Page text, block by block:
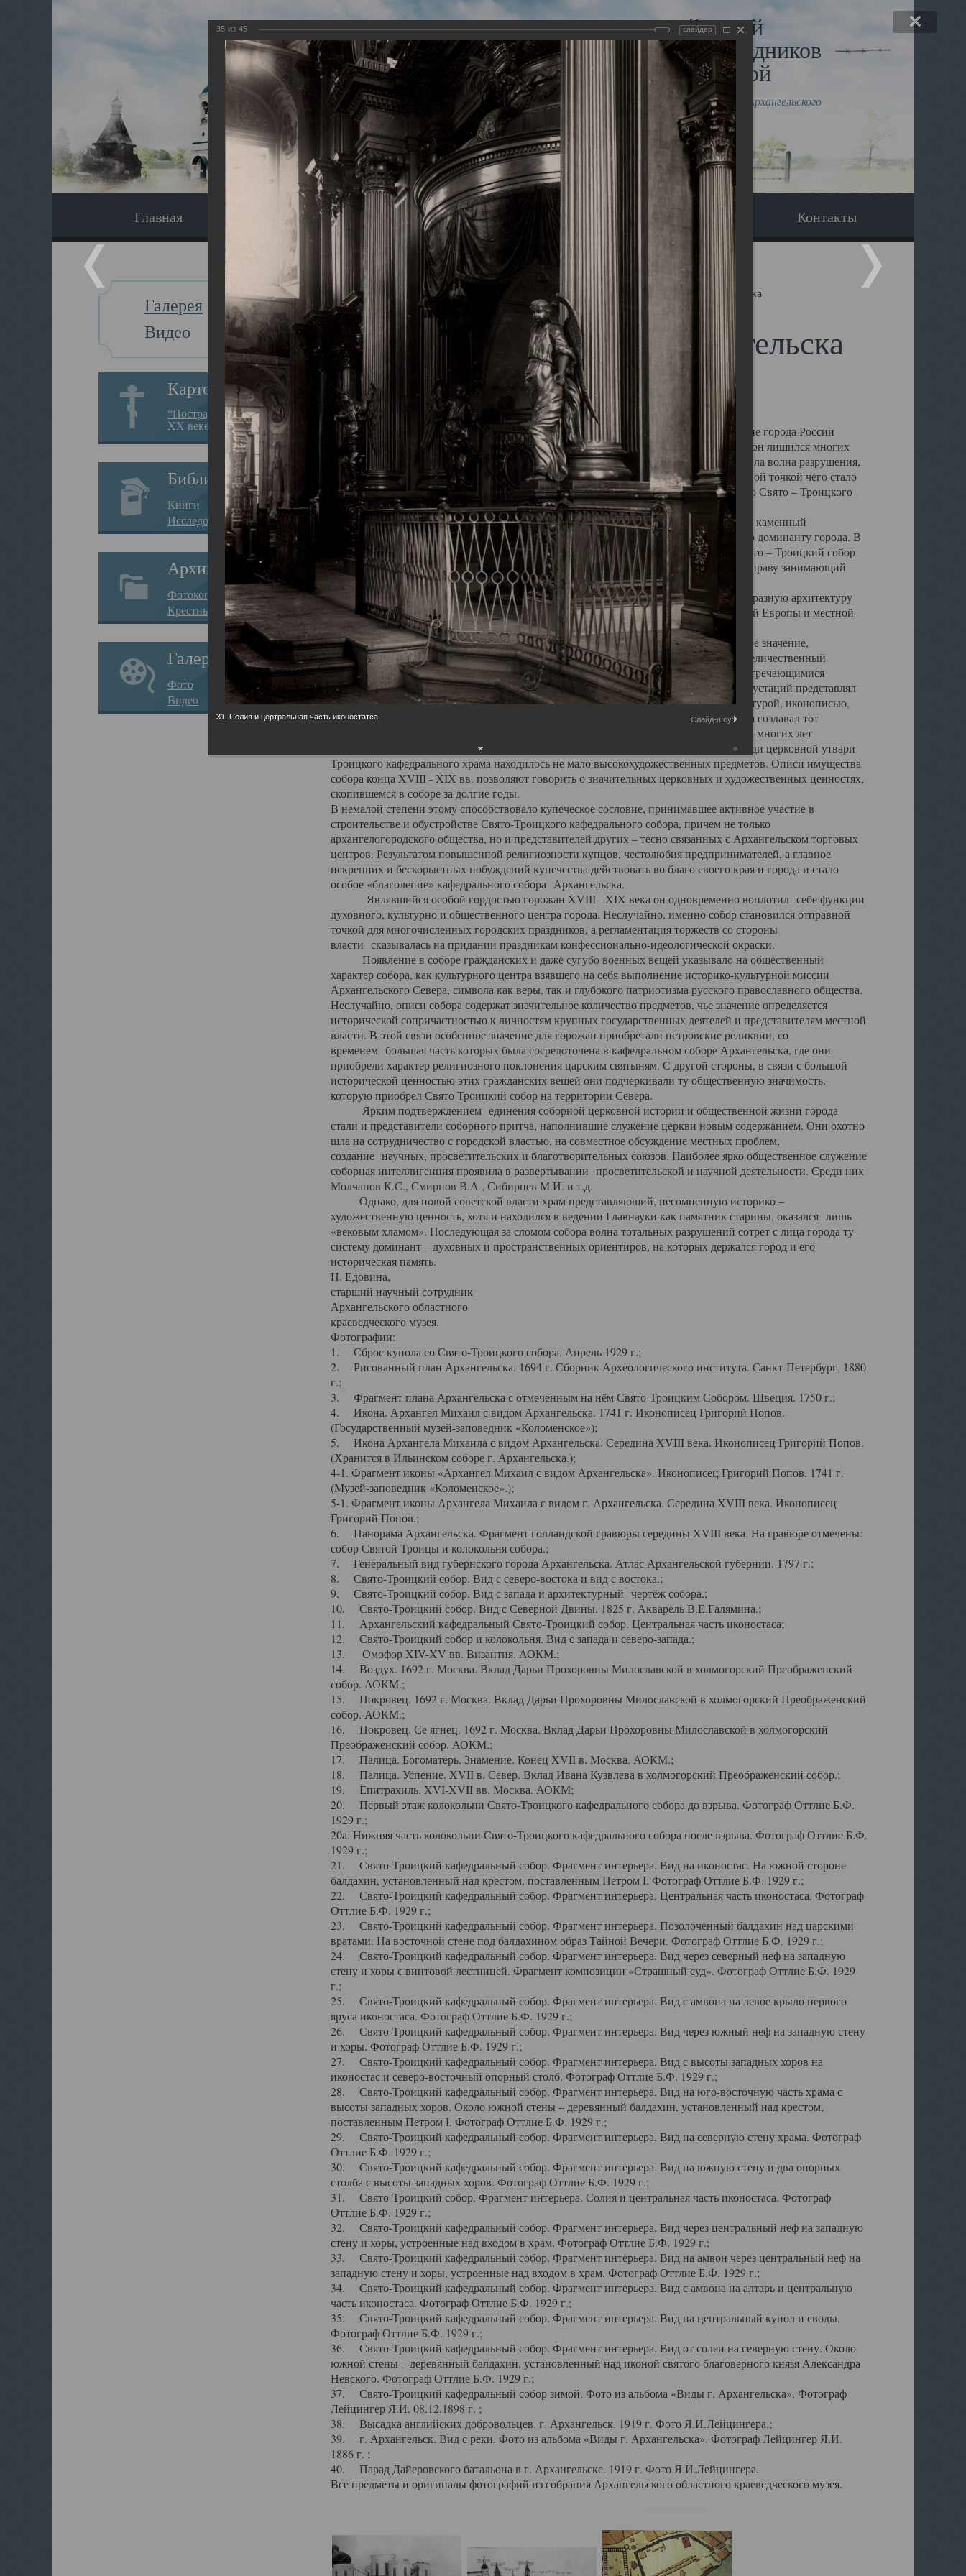
Виртуальный музей
Новомучеников и исповедников
Земли Архангельской
Сайт создан по благословлению митрополита Архангельского
и Холмогорского Даниила
Главная Экскурсия Наследники Вопрос-ответ Контакты
Галерея
Видео
Картотека
“Пострадавшие за веру в
XX веке на Севере”
Библиотека
Книги
Исследования
Архив
Фотокопии дел
Крестные ходы
Галерея
Фото
Видео
Главная Храмы-мученики Архангельска Свято-Троицкий собор Архангельска
Свято-Троицкий собор Архангельска
Свято-Троицкий собор Архангельска
23.12.2015
Сегодня мы можем говорить, что Архангельск в большей мере, чем другие губернские города России
пострадал от целенаправленных систематических разрушений, в результате которых он лишился многих
выдающихся памятников архитектуры. Больше всего по старому Архангельску ударила волна разрушения,
вызванная борьбой с религией, набравшая особую силу в конце 20 –х годов. Отправной точкой чего стало
разрушение православного центра архангельской губернии - ансамбля кафедрального Свято – Троицкого
собора Архангельска.
Возникнув в начале XVIII века в центре Архангельска, величественный каменный
двухэтажный Троицкий собор, сразу превратился в зрительную и градостроительную доминанту города. В
XVIII веке по масштабам ему не было равных на Севере. Вплоть до разрушения Свято – Троицкий собор
оставался самым высоким и значительным из городских строений Архангельска, по праву занимающий
второе место, после гостиных дворов, в градостроительной картине Архангельска.
Один из самых больших и светлых соборов России воплотил в себе яркую и своеобразную архитектуру
портового города с отраженными в ней архитектурными течениями России, Западной Европы и местной
архангелогородской школы церковного зодчества.
Масштабность, благолепие и богатство собора, вполне оправдывали его кафедральное значение,
заслуженно выделяя из многочисленных культовых построек города. Обширный и величественный
иконостас украшенный колоннами ионического стиля, с единственными нигде не встречающимися
царскими вратами, изящным фронтоном и множеством резных, символических инкрустаций представлял
собой поистине художественную ценность. В совокупности же с живописью, скульптурой, иконописью,
шитьем, многочисленными предметами церковной утвари интерьер Троицкого храма создавал тот
неповторимый красочный ансамбль декоративного убранства собора, на протяжении многих лет
поражающий воображение своих посетителей. В соборной ризнице, библиотеке, среди церковной утвари
Троицкого кафедрального храма находилось не мало высокохудожественных предметов. Описи имущества
собора конца XVIII - XIX вв. позволяют говорить о значительных церковных и художественных ценностях,
скопившемся в соборе за долгие годы.
В немалой степени этому способствовало купеческое сословие, принимавшее активное участие в
строительстве и обустройстве Свято-Троицкого кафедрального собора, причем не только
архангелогородского общества, но и представителей других – тесно связанных с Архангельском торговых
центров. Результатом повышенной религиозности купцов, честолюбия предпринимателей, а главное
искренних и бескорыстных побуждений купечества действовать во благо своего края и города и стало
особое «благолепие» кафедрального собора Архангельска.
Являвшийся особой гордостью горожан XVIII - XIX века он одновременно воплотил себе функции
духовного, культурно и общественного центра города. Неслучайно, именно собор становился отправной
точкой для многочисленных городских праздников, а регламентация торжеств со стороны
власти сказывалась на придании праздникам конфессионально-идеологической окраски.
Появление в соборе гражданских и даже сугубо военных вещей указывало на общественный
характер собора, как культурного центра взявшего на себя выполнение историко-культурной миссии
Архангельского Севера, символа как веры, так и глубокого патриотизма русского православного общества.
Неслучайно, описи собора содержат значительное количество предметов, чье значение определяется
исторической сопричастностью к личностям крупных государственных деятелей и представителям местной
власти. В этой связи особенное значение для горожан приобретали петровские реликвии, со
временем большая часть которых была сосредоточена в кафедральном соборе Архангельска, где они
приобрели характер религиозного поклонения царским святыням. С другой стороны, в связи с большой
исторической ценностью этих гражданских вещей они подчеркивали ту общественную значимость,
которую приобрел Свято Троицкий собор на территории Севера.
Ярким подтверждением единения соборной церковной истории и общественной жизни города
стали и представители соборного притча, наполнившие служение церкви новым содержанием. Они охотно
шла на сотрудничество с городской властью, на совместное обсуждение местных проблем,
создание научных, просветительских и благотворительных союзов. Наиболее ярко общественное служение
соборная интеллигенция проявила в развертывании просветительской и научной деятельности. Среди них
Молчанов К.С., Смирнов В.А , Сибирцев М.И. и т.д.
Однако, для новой советской власти храм представляющий, несомненную историко –
художественную ценность, хотя и находился в ведении Главнауки как памятник старины, оказался лишь
«вековым хламом». Последующая за сломом собора волна тотальных разрушений сотрет с лица города ту
систему доминант – духовных и пространственных ориентиров, на которых держался город и его
историческая память.
Н. Едовина,
старший научный сотрудник
Архангельского областного
краеведческого музея.
Фотографии:
1. Сброс купола со Свято-Троицкого собора. Апрель 1929 г.;
2. Рисованный план Архангельска. 1694 г. Сборник Археологического института. Санкт-Петербург, 1880
г.;
3. Фрагмент плана Архангельска с отмеченным на нём Свято-Троицким Собором. Швеция. 1750 г.;
4. Икона. Архангел Михаил с видом Архангельска. 1741 г. Иконописец Григорий Попов.
(Государственный музей-заповедник «Коломенское»);
5. Икона Архангела Михаила с видом Архангельска. Середина XVIII века. Иконописец Григорий Попов.
(Хранится в Ильинском соборе г. Архангельска.);
4-1. Фрагмент иконы «Архангел Михаил с видом Архангельска». Иконописец Григорий Попов. 1741 г.
(Музей-заповедник «Коломенское».);
5-1. Фрагмент иконы Архангела Михаила с видом г. Архангельска. Середина XVIII века. Иконописец
Григорий Попов.;
6. Панорама Архангельска. Фрагмент голландской гравюры середины XVIII века. На гравюре отмечены:
собор Святой Троицы и колокольня собора.;
7. Генеральный вид губернского города Архангельска. Атлас Архангельской губернии. 1797 г.;
8. Свято-Троицкий собор. Вид с северо-востока и вид с востока.;
9. Свято-Троицкий собор. Вид с запада и архитектурный чертёж собора.;
10. Свято-Троицкий собор. Вид с Северной Двины. 1825 г. Акварель В.Е.Галямина.;
11. Архангельский кафедральный Свято-Троицкий собор. Центральная часть иконостаса;
12. Свято-Троицкий собор и колокольня. Вид с запада и северо-запада.;
13. Омофор XIV-XV вв. Византия. АОКМ.;
14. Воздух. 1692 г. Москва. Вклад Дарьи Прохоровны Милославской в холмогорский Преображенский
собор. АОКМ.;
15. Покровец. 1692 г. Москва. Вклад Дарьи Прохоровны Милославской в холмогорский Преображенский
собор. АОКМ.;
16. Покровец. Се ягнец. 1692 г. Москва. Вклад Дарьи Прохоровны Милославской в холмогорский
Преображенский собор. АОКМ.;
17. Палица. Богоматерь. Знамение. Конец XVII в. Москва. АОКМ.;
18. Палица. Успение. XVII в. Север. Вклад Ивана Кузвлева в холмогорский Преображенский собор.;
19. Епитрахиль. XVI-XVII вв. Москва. АОКМ;
20. Первый этаж колокольни Свято-Троицкого кафедрального собора до взрыва. Фотограф Оттлие Б.Ф.
1929 г.;
20а. Нижняя часть колокольни Свято-Троицкого кафедрального собора после взрыва. Фотограф Оттлие Б.Ф.
1929 г.;
21. Свято-Троицкий кафедральный собор. Фрагмент интерьера. Вид на иконостас. На южной стороне
балдахин, установленный над крестом, поставленным Петром I. Фотограф Оттлие Б.Ф. 1929 г.;
22. Свято-Троицкий кафедральный собор. Фрагмент интерьера. Центральная часть иконостаса. Фотограф
Оттлие Б.Ф. 1929 г.;
23. Свято-Троицкий кафедральный собор. Фрагмент интерьера. Позолоченный балдахин над царскими
вратами. На восточной стене под балдахином образ Тайной Вечери. Фотограф Оттлие Б.Ф. 1929 г.;
24. Свято-Троицкий кафедральный собор. Фрагмент интерьера. Вид через северный неф на западную
стену и хоры с винтовой лестницей. Фрагмент композиции «Страшный суд». Фотограф Оттлие Б.Ф. 1929
г.;
25. Свято-Троицкий кафедральный собор. Фрагмент интерьера. Вид с амвона на левое крыло первого
яруса иконостаса. Фотограф Оттлие Б.Ф. 1929 г.;
26. Свято-Троицкий кафедральный собор. Фрагмент интерьера. Вид через южный неф на западную стену
и хоры. Фотограф Оттлие Б.Ф. 1929 г.;
27. Свято-Троицкий кафедральный собор. Фрагмент интерьера. Вид с высоты западных хоров на
иконостас и северо-восточный опорный столб. Фотограф Оттлие Б.Ф. 1929 г.;
28. Свято-Троицкий кафедральный собор. Фрагмент интерьера. Вид на юго-восточную часть храма с
высоты западных хоров. Около южной стены – деревянный балдахин, установленный над крестом,
поставленным Петром I. Фотограф Оттлие Б.Ф. 1929 г.;
29. Свято-Троицкий кафедральный собор. Фрагмент интерьера. Вид на северную стену храма. Фотограф
Оттлие Б.Ф. 1929 г.;
30. Свято-Троицкий кафедральный собор. Фрагмент интерьера. Вид на южную стену и два опорных
столба с высоты западных хоров. Фотограф Оттлие Б.Ф. 1929 г.;
31. Свято-Троицкий собор. Фрагмент интерьера. Солия и центральная часть иконостаса. Фотограф
Оттлие Б.Ф. 1929 г.;
32. Свято-Троицкий кафедральный собор. Фрагмент интерьера. Вид через центральный неф на западную
стену и хоры, устроенные над входом в храм. Фотограф Оттлие Б.Ф. 1929 г.;
33. Свято-Троицкий кафедральный собор. Фрагмент интерьера. Вид на амвон через центральный неф на
западную стену и хоры, устроенные над входом в храм. Фотограф Оттлие Б.Ф. 1929 г.;
34. Свято-Троицкий кафедральный собор. Фрагмент интерьера. Вид с амвона на алтарь и центральную
часть иконостаса. Фотограф Оттлие Б.Ф. 1929 г.;
35. Свято-Троицкий кафедральный собор. Фрагмент интерьера. Вид на центральный купол и своды.
Фотограф Оттлие Б.Ф. 1929 г.;
36. Свято-Троицкий кафедральный собор. Фрагмент интерьера. Вид от солеи на северную стену. Около
южной стены – деревянный балдахин, установленный над иконой святого благоверного князя Александра
Невского. Фотограф Оттлие Б.Ф. 1929 г.;
37. Свято-Троицкий кафедральный собор зимой. Фото из альбома «Виды г. Архангельска». Фотограф
Лейцингер Я.И. 08.12.1898 г. ;
38. Высадка английских добровольцев. г. Архангельск. 1919 г. Фото Я.И.Лейцингера.;
39. г. Архангельск. Вид с реки. Фото из альбома «Виды г. Архангельска». Фотограф Лейцингер Я.И.
1886 г. ;
40. Парад Дайеровского батальона в г. Архангельске. 1919 г. Фото Я.И.Лейцингера.
Все предметы и оригиналы фотографий из собрания Архангельского областного краеведческого музея.
35 из 45 слайдер
31. Солия и цертральная часть иконостатса. Слайд-шоу: